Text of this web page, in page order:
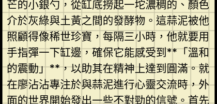
芒的小銀勺，從缸底撈起一坨濃稠的、顏色
介於灰綠與土黃之間的發酵物。這蒜泥被他
照顧得像稀世珍寶，每隔三小時，他就要用
手指彈一下缸邊，確保它能感受到**「溫和
的震動」**，以助其在精神上達到圓滿。就
在廖沾沾專注於與蒜泥進行心靈交流時，外
面的世界開始發出一些不對勁的信號。首先